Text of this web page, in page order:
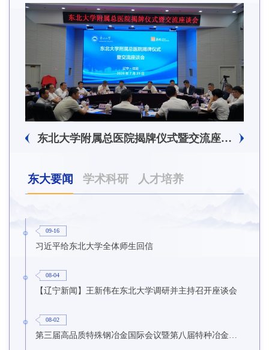
东北大学附属总医院揭牌仪式暨交流座谈会举行
东大要闻 学术科研 人才培养
09-16
习近平给东北大学全体师生回信
08-04
【辽宁新闻】王新伟在东北大学调研并主持召开座谈会
08-02
第三届高品质特殊钢冶金国际会议暨第八届特种冶金技术学术会议在东北大学召开